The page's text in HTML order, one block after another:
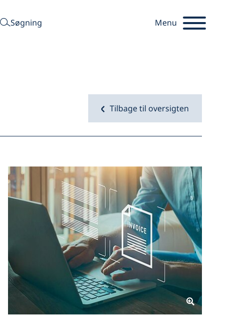
Søgning Menu
Tilbage til oversigten
Åbn